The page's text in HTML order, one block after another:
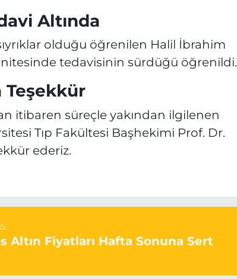
Altında
olduğu öğrenilen Halil İbrahim
tedavisinin sürdüğü öğrenildi.
Teşekkür
itibaren süreçle yakından ilgilenen
Tıp Fakültesi Başhekimi Prof. Dr.
ederiz.
Altın Fiyatları Hafta Sonuna Sert